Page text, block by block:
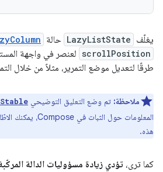
يغلّف LazyListState حالة
scrollPosition لعنصر في واجهة
طرقًا لتعديل موضع التمرير، مثلاً من خلال
ملاحظة: تم وضع التعليق التوضيحي Stable
المعلومات حول الثبات في Compose، يمكنك الاطّلاع على
هذه.
كما ترى، تؤدي زيادة مسؤوليات الدالة